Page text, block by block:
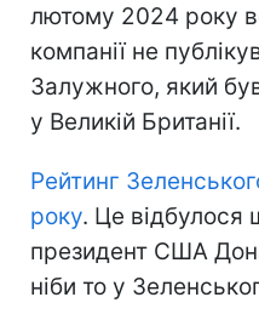
лютому 2024 року
компанії не
Залужного, який
у Великій Британії.
Рейтинг
року. Це відбулося
президент США
ніби то у